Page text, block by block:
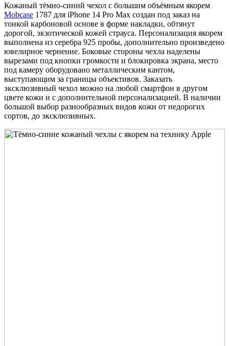
Кожаный тёмно-синий чехол с большим объёмным якорем
Mobcase 1787 для iPhone 14 Pro Max создан под заказ на
тонкой карбоновой основе в форме накладки, обтянут
дорогой, экзотической кожей страуса. Персонализация якорем
выполнена из серебра 925 пробы, дополнительно произведено
ювелирное чернение. Боковые стороны чехла наделены
вырезами под кнопки громкости и блокировка экрана, место
под камеру оборудовано металлическим кантом,
выступающим за границы объективов. Заказать
эксклюзивный чехол можно на любой смартфон в другом
цвете кожи и с дополнительной персонализацией. В наличии
большой выбор разнообразных видов кожи от недорогих
сортов, до эксклюзивных.